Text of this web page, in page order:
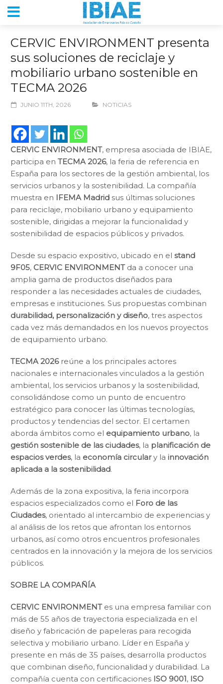
CERVIC ENVIRONMENT presenta
sus soluciones de reciclaje y
mobiliario urbano sostenible en
TECMA 2026
JUNIO 11TH, 2026 NOTICIAS
CERVIC ENVIRONMENT, empresa asociada de IBIAE,
participa en TECMA 2026, la feria de referencia en
España para los sectores de la gestión ambiental, los
servicios urbanos y la sostenibilidad. La compañía
muestra en IFEMA Madrid sus últimas soluciones
para reciclaje, mobiliario urbano y equipamiento
sostenible, dirigidas a mejorar la funcionalidad y
sostenibilidad de espacios públicos y privados.
Desde su espacio expositivo, ubicado en el stand
9F05, CERVIC ENVIRONMENTda a conocer una
amplia gama de productos diseñados para
responder a las necesidades actuales de ciudades,
empresas e instituciones. Sus propuestas combinan
durabilidad, personalización y diseño, tres aspectos
cada vez más demandados en los nuevos proyectos
de equipamiento urbano.
TECMA 2026reúne a los principales actores
nacionales e internacionales vinculados a la gestión
ambiental, los servicios urbanos y la sostenibilidad,
consolidándose como un punto de encuentro
estratégico para conocer las últimas tecnologías,
productos y tendencias del sector. El certamen
aborda ámbitos como el equipamiento urbano, la
gestión sostenible de las ciudades, la planificación de
espacios verdes, la economía circulary la innovación
aplicada a la sostenibilidad.
Además de la zona expositiva, la feria incorpora
espacios especializados como el Foro de las
Ciudades, orientado al intercambio de experiencias y
al análisis de los retos que afrontan los entornos
urbanos, así como otros encuentros profesionales
centrados en la innovación y la mejora de los servicios
públicos.
SOBRE LA COMPAÑÍA
CERVIC ENVIRONMENTes una empresa familiar con
más de 55 años de trayectoria especializada en el
diseño y fabricación de papeleras para recogida
selectiva y mobiliario urbano. Líder en España y
presente en más de 35 países, desarrolla productos
que combinan diseño, funcionalidad y durabilidad. La
compañía cuenta con certificaciones ISO 9001, ISO